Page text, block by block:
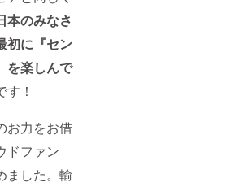
本のみなさ
初に『セン
を楽しんで
す！
お力をお借
ドファン
ました。輸